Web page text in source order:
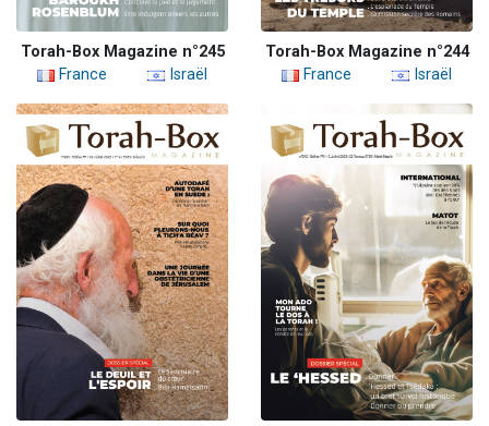
Torah-Box Magazine n°245
France
Israël
Torah-Box Magazine n°244
France
Israël